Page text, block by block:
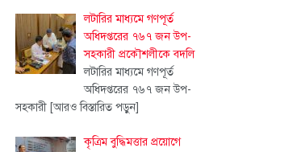
লটারির মাধ্যমে গণপূর্ত
অধিদপ্তরের ৭৬৭ জন উপ-
সহকারী প্রকৌশলীকে বদলি
লটারির মাধ্যমে গণপূর্ত
অধিদপ্তরের ৭৬৭ জন উপ-
সহকারী [আরও বিস্তারিত পড়ুন]
কৃত্রিম বুদ্ধিমত্তার প্রয়োগে